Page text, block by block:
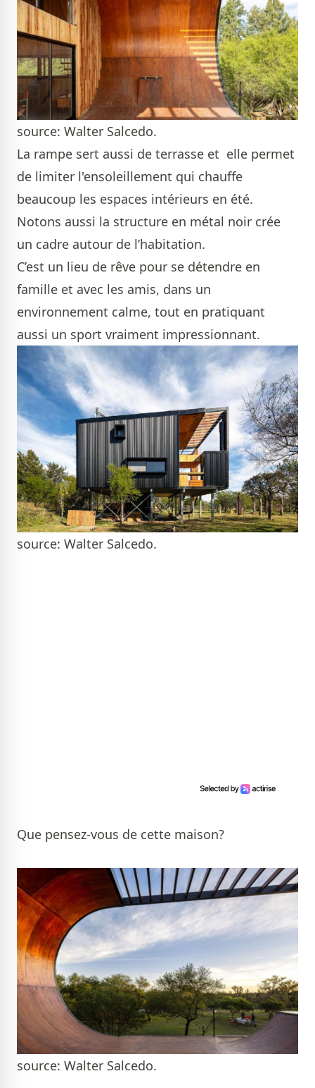
source: Walter Salcedo.
La rampe sert aussi de terrasse et elle permet
de limiter l'ensoleillement qui chauffe
beaucoup les espaces intérieurs en été.
Notons aussi la structure en métal noir crée
un cadre autour de l’habitation.
C’est un lieu de rêve pour se détendre en
famille et avec les amis, dans un
environnement calme, tout en pratiquant
aussi un sport vraiment impressionnant.
source: Walter Salcedo.
Que pensez-vous de cette maison?
source: Walter Salcedo.